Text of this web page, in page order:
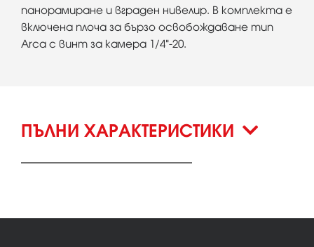
панорамиране и вграден нивелир. В комплекта е
включена плоча за бързо освобождаване тип
Arca с винт за камера 1/4"-20.
ПЪЛНИ ХАРАКТЕРИСТИКИ